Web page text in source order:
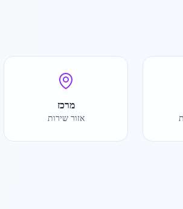
מרכז
אזור שירות